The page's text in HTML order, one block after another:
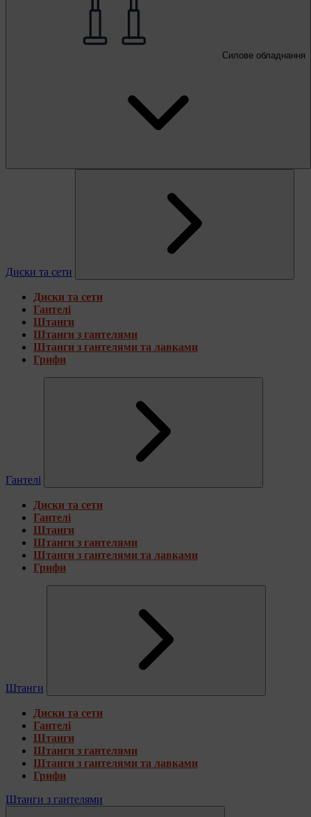
Силове обладнання
Диски та сети
Диски та сети
Гантелі
Штанги
Штанги з гантелями
Штанги з гантелями та лавками
Грифи
Гантелі
Диски та сети
Гантелі
Штанги
Штанги з гантелями
Штанги з гантелями та лавками
Грифи
Штанги
Диски та сети
Гантелі
Штанги
Штанги з гантелями
Штанги з гантелями та лавками
Грифи
Штанги з гантелями